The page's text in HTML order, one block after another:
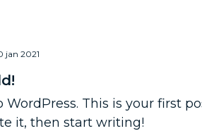
jan 2021
WordPress. This is your first
it, then start writing!